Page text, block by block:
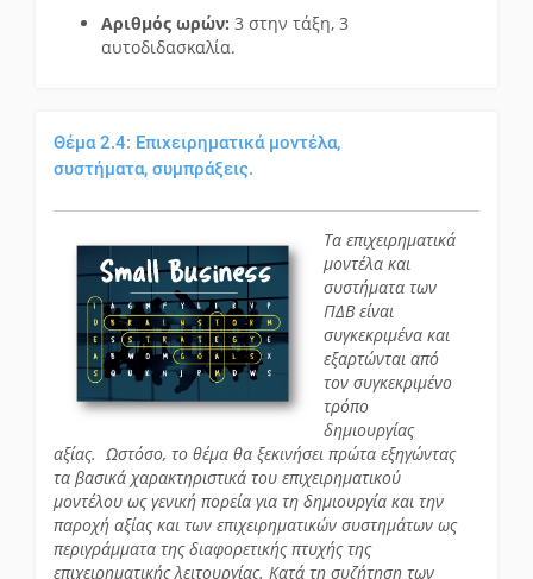
Αριθμός ωρών: 3 στην τάξη, 3
αυτοδιδασκαλία.
Θέμα 2.4: Επιχειρηματικά μοντέλα,
συστήματα, συμπράξεις.
Τα επιχειρηματικά
μοντέλα και
συστήματα των
ΠΔΒ είναι
συγκεκριμένα και
εξαρτώνται από
τον συγκεκριμένο
τρόπο
δημιουργίας
αξίας. Ωστόσο, το θέμα θα ξεκινήσει πρώτα εξηγώντας
τα βασικά χαρακτηριστικά του επιχειρηματικού
μοντέλου ως γενική πορεία για τη δημιουργία και την
παροχή αξίας και των επιχειρηματικών συστημάτων ως
περιγράμματα της διαφορετικής πτυχής της
επιχειρηματικής λειτουργίας. Κατά τη συζήτηση των